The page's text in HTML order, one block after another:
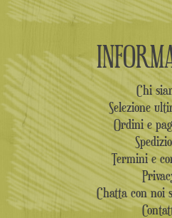
Chi
Selezione
Ordini e
Termini e
Chatta con noi